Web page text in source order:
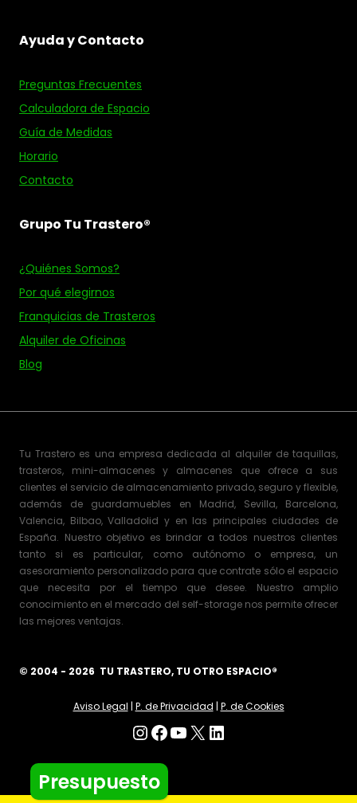
Ayuda y Contacto
Preguntas Frecuentes
Calculadora de Espacio
Guía de Medidas
Horario
Contacto
Grupo Tu Trastero®
¿Quiénes Somos?
Por qué elegirnos
Franquicias de Trasteros
Alquiler de Oficinas
Blog
Tu Trastero es una empresa dedicada al alquiler de taquillas,
trasteros, mini-almacenes y almacenes que ofrece a sus
clientes el servicio de almacenamiento privado, seguro y flexible,
además de guardamuebles en Madrid, Sevilla, Barcelona,
Valencia, Bilbao, Valladolid y en las principales ciudades de
España. Nuestro objetivo es brindar a todos nuestros clientes
tanto si es particular, como autónomo o empresa, un
asesoramiento personalizado para que contrate sólo el espacio
que necesita por el tiempo que desee. Nuestro amplio
conocimiento en el mercado del self-storage nos permite ofrecer
las mejores ventajas.
© 2004 - 2026 TU TRASTERO, TU OTRO ESPACIO®
Aviso Legal | P. de Privacidad | P. de Cookies
InstagramFacebook YouTube X LinkedIn
Presupuesto